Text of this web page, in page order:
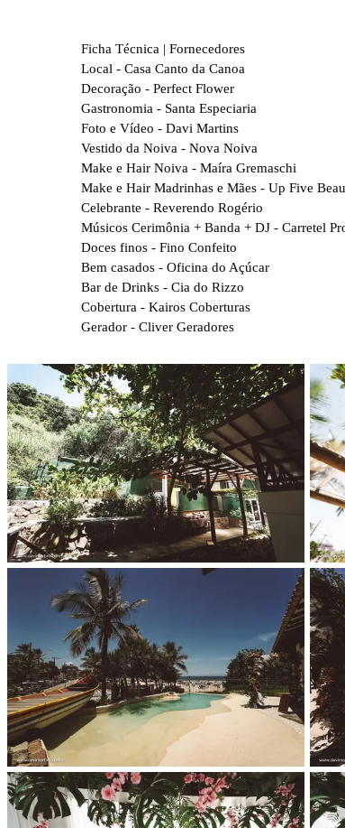
Ficha Técnica | Fornecedores
Local - Casa Canto da Canoa
Decoração - Perfect Flower
Gastronomia - Santa Especiaria
Foto e Vídeo - Davi Martins
Vestido da Noiva - Nova Noiva
Make e Hair Noiva - Maíra Gremaschi
Make e Hair Madrinhas e Mães - Up Five
Celebrante - Reverendo Rogério
Músicos Cerimônia + Banda + DJ - Carretel
Doces finos - Fino Confeito
Bem casados - Oficina do Açúcar
Bar de Drinks - Cia do Rizzo
Cobertura - Kairos Coberturas
Gerador - Cliver Geradores